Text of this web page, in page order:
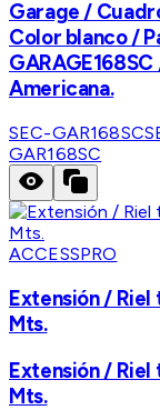
Garage /
Color blanco /
Americana.
SEC-GAR168SC
GAR168SC
ACCESSPRO
Extensión / Riel
Mts.
Extensión / Riel
Mts.